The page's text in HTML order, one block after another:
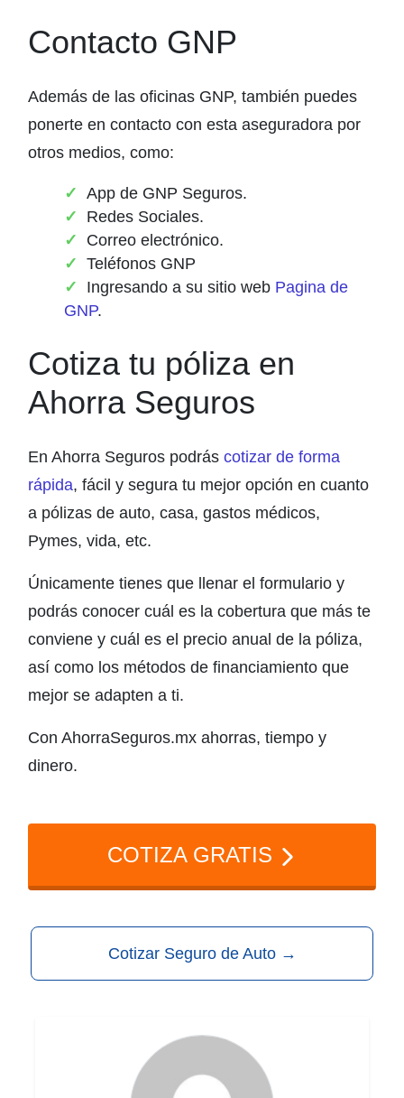
Contacto GNP
Además de las oficinas GNP, también puedes
ponerte en contacto con esta aseguradora por
otros medios, como:
App de GNP Seguros.
Redes Sociales.
Correo electrónico.
Teléfonos GNP
Ingresando a su sitio web Pagina de
GNP.
Cotiza tu póliza en
Ahorra Seguros
En Ahorra Seguros podrás cotizar de forma
rápida, fácil y segura tu mejor opción en cuanto
a pólizas de auto, casa, gastos médicos,
Pymes, vida, etc.
Únicamente tienes que llenar el formulario y
podrás conocer cuál es la cobertura que más te
conviene y cuál es el precio anual de la póliza,
así como los métodos de financiamiento que
mejor se adapten a ti.
Con AhorraSeguros.mx ahorras, tiempo y
dinero.
COTIZA GRATIS
Cotizar Seguro de Auto →